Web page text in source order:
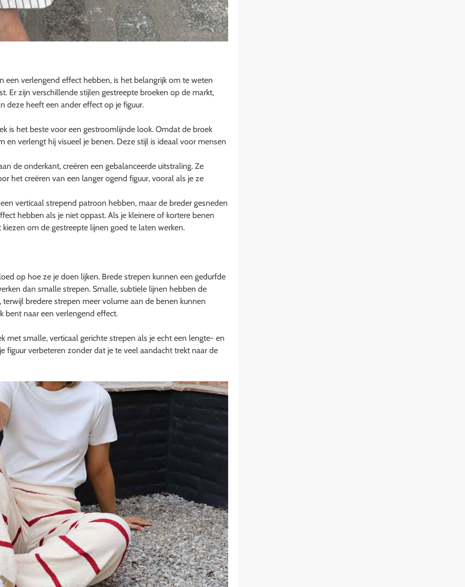
een verlengend effect hebben, is het belangrijk om te weten
Er zijn verschillende stijlen gestreepte broeken op de markt,
deze heeft een ander effect op je figuur.
is het beste voor een gestroomlijnde look. Omdat de broek
en verlengt hij visueel je benen. Deze stijl is ideaal voor mensen
de onderkant, creëren een gebalanceerde uitstraling. Ze
het creëren van een langer ogend figuur, vooral als je ze
verticaal strepend patroon hebben, maar de breder gesneden
hebben als je niet oppast. Als je kleinere of kortere benen
om de gestreepte lijnen goed te laten werken.
op hoe ze je doen lijken. Brede strepen kunnen een gedurfde
dan smalle strepen. Smalle, subtiele lijnen hebben de
bredere strepen meer volume aan de benen kunnen
bent naar een verlengend effect.
met smalle, verticaal gerichte strepen als je echt een lengte- en
figuur verbeteren zonder dat je te veel aandacht trekt naar de